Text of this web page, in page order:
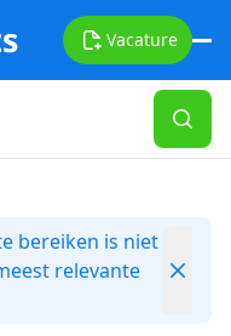
Vacature
bereiken is niet
relevante